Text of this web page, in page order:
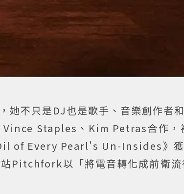
她不只是DJ也是歌手、音樂創作者
Staples、Kim Petras合作，
of Every Pearl's Un-Insides》
Pitchfork以「將電音轉化成前衛流